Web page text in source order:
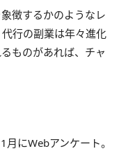
徴するかのようなレ
行の副業は年々進化
ものがあれば、チャ
にWebアンケート。